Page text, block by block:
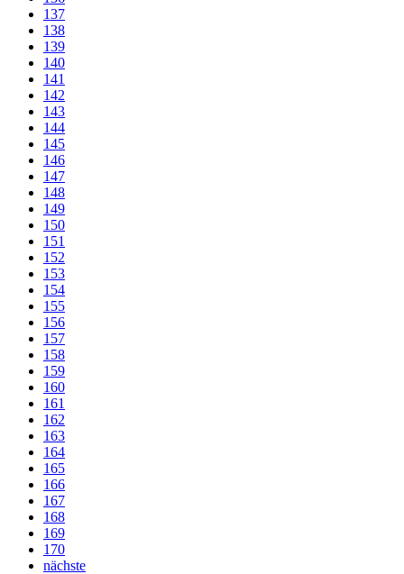
137
138
139
140
141
142
143
144
145
146
147
148
149
150
151
152
153
154
155
156
157
158
159
160
161
162
163
164
165
166
167
168
169
170
nächste